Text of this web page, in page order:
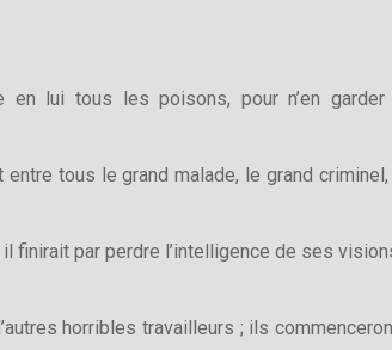
lui tous les poisons, pour n’en
tous le grand malade, le grand criminel,
il finirait par perdre l’intelligence de ses
horribles travailleurs ; ils